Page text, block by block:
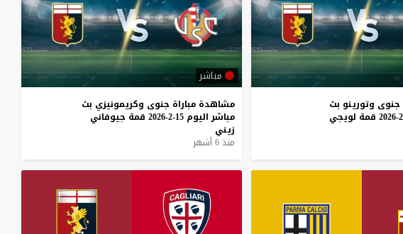
جنوى وتورينو بث
قمة لويجي
مباشر
مشاهدة مباراة جنوى وكريمونيزي بث
مباشر اليوم 15-2-2026 قمة جيوفاني
زيني
منذ 6 أشهر